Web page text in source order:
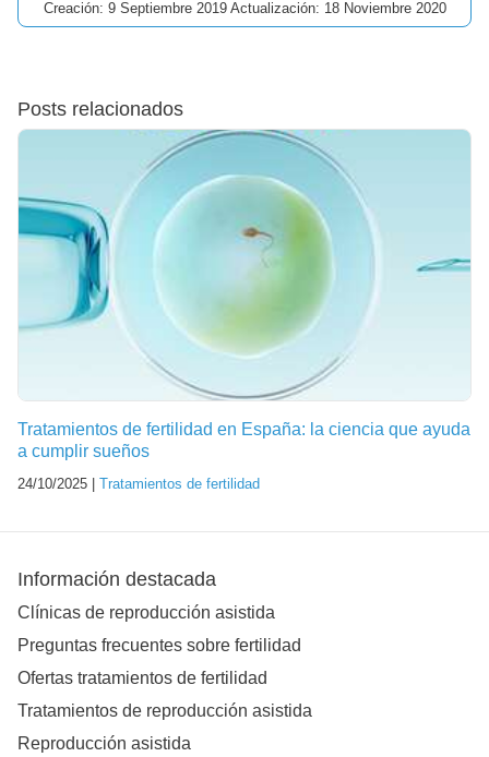
Creación: 9 Septiembre 2019 Actualización: 18 Noviembre 2020
Posts relacionados
Tratamientos de fertilidad en España: la ciencia que ayuda
a cumplir sueños
24/10/2025 | Tratamientos de fertilidad
Información destacada
Clínicas de reproducción asistida
Preguntas frecuentes sobre fertilidad
Ofertas tratamientos de fertilidad
Tratamientos de reproducción asistida
Reproducción asistida